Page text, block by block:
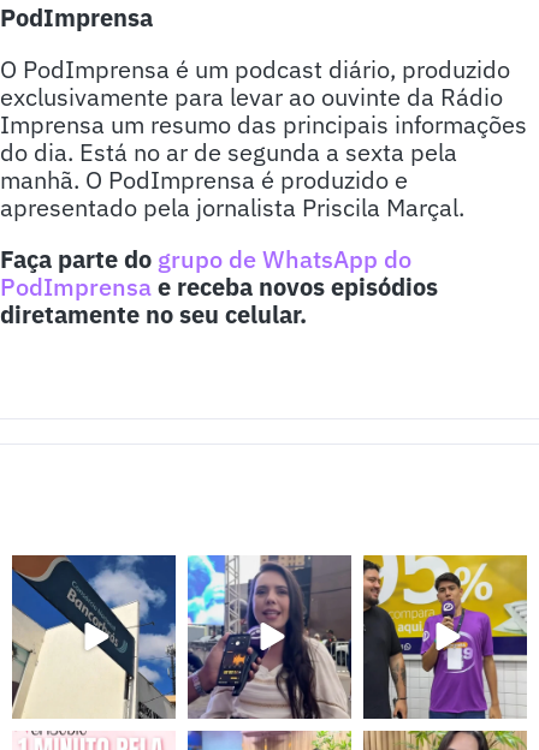
PodImprensa
O PodImprensa é um podcast diário, produzido
exclusivamente para levar ao ouvinte da Rádio
Imprensa um resumo das principais informações
do dia. Está no ar de segunda a sexta pela
manhã. O PodImprensa é produzido e
apresentado pela jornalista Priscila Marçal.
Faça parte do grupo de WhatsApp do
PodImprensae receba novos episódios
diretamente no seu celular.